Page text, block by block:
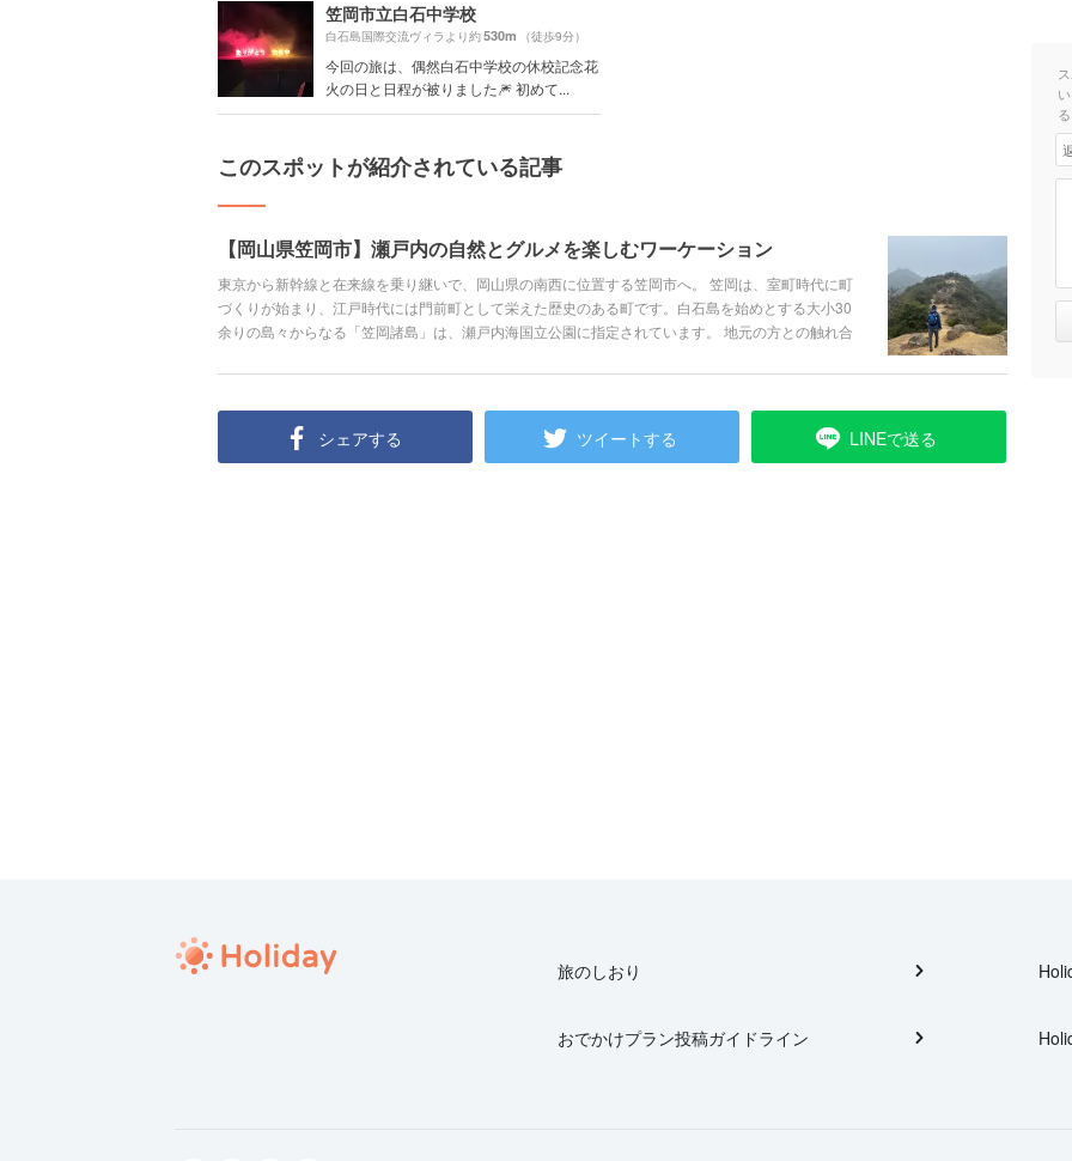
笠岡市立白石中学校
白石島国際交流ヴィラより約530m （徒歩9分）
今回の旅は、偶然白石中学校の休校記念花
火の日と日程が被りました🎆 初めて...
このスポットが紹介されている記事
【岡山県笠岡市】瀬戸内の自然とグルメを楽しむワーケーション
東京から新幹線と在来線を乗り継いで、岡山県の南西に位置する笠岡市へ。 笠岡は、室町時代に町
づくりが始まり、江戸時代には門前町として栄えた歴史のある町です。白石島を始めとする大小30
余りの島々からなる「笠岡諸島」は、瀬戸内海国立公園に指定されています。 地元の方との触れ合
シェアする ツイートする LINEで送る
旅のしおり
おでかけプラン投稿ガイドライン